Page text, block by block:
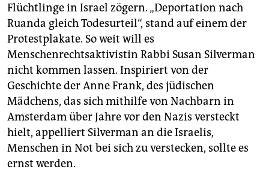
Flüchtlinge in Israel zögern. „Deportation nach
Ruanda gleich Todesurteil“, stand auf einem der
Protestplakate. So weit will es
Menschenrechtsaktivistin Rabbi Susan Silverman
nicht kommen lassen. Inspiriert von der
Geschichte der Anne Frank, des jüdischen
Mädchens, das sich mithilfe von Nachbarn in
Amsterdam über Jahre vor den Nazis versteckt
hielt, appelliert Silverman an die Israelis,
Menschen in Not bei sich zu verstecken, sollte es
ernst werden.